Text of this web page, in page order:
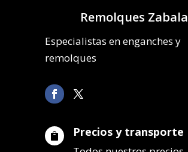
Remolques Zabala
Especialistas en enganches y
remolques
 Precios y transporte